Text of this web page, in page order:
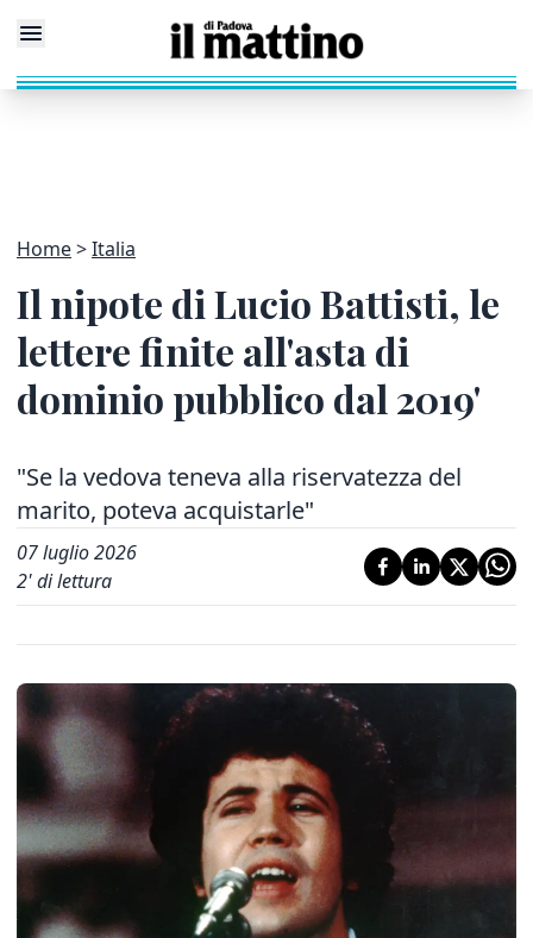
Home Italia
Il nipote di Lucio Battisti, le
lettere finite all'asta di
dominio pubblico dal 2019'
"Se la vedova teneva alla riservatezza del
marito, poteva acquistarle"
07 luglio 2026
2' di lettura